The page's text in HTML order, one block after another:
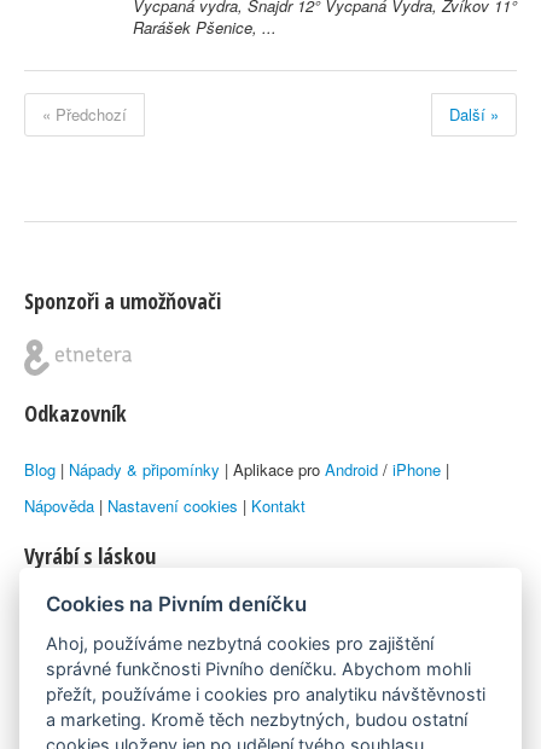
Vycpaná vydra, Šnajdr 12° Vycpaná Vydra, Zvíkov 11°
Rarášek Pšenice, ...
« Předchozí Další »
Sponzoři a umožňovači
Odkazovník
Blog | Nápady & připomínky | Aplikace pro Android / iPhone |
Nápověda | Nastavení cookies | Kontakt
Vyrábí s láskou
© 2010–2026 byLukáš Zemanaka Emka
Máme rádi
Pivní.info
Cookies na Pivním deníčku
Ahoj, používáme nezbytná cookies pro zajištění
správné funkčnosti Pivního deníčku. Abychom mohli
přežít, používáme i cookies pro analytiku návštěvnosti
a marketing. Kromě těch nezbytných, budou ostatní
cookies uloženy jen po udělení tvého souhlasu.